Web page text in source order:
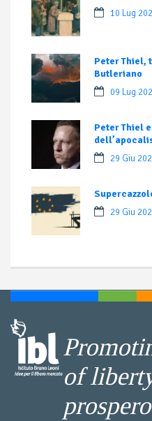
10 Lug
Peter Thiel,
Butleriano
09 Lug
Peter Thiel
29 Giu
29 Giu
of